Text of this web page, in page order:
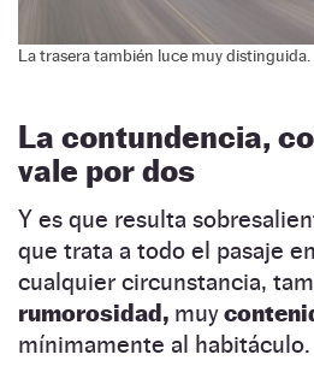
La trasera también luce muy distinguida.
La contundencia,
vale por dos
Y es que resulta
que trata a todo el pasaje
cualquier circunstancia,
rumorosidad, muy
mínimamente al habitáculo.